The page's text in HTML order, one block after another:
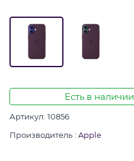
Есть в наличии
Артикул: 10856
Производитель : Apple